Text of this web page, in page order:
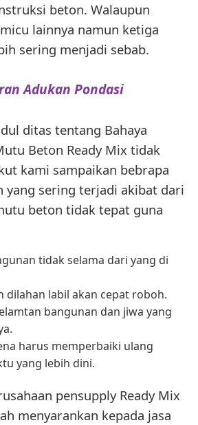
beton. Walaupun
lainnya namun ketiga
sering menjadi sebab.
Adukan Pondasi
ditas tentang Bahaya
Beton Ready Mix tidak
kami sampaikan bebrapa
yang sering terjadi akibat dari
beton tidak tepat guna
tidak selama dari yang di
dilahan labil akan cepat roboh.
bangunan dan jiwa yang
harus memperbaiki ulang
yang lebih dini.
pensupply Ready Mix
menyarankan kepada jasa